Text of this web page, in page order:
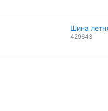
Шина
429643